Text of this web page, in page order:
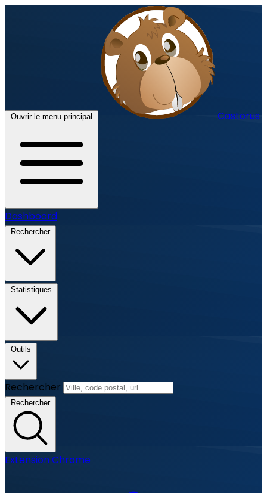
Ouvrir le menu principal Castorus
Dashboard
Rechercher
Statistiques
Outils
Rechercher
Rechercher
Extension Chrome